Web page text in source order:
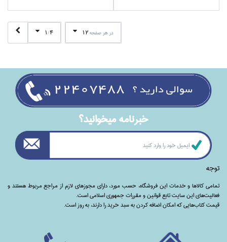
در هر صفحه12
1/4
خبرنامه ميخوانيد؟
توجه
تمامی‌ کالاها و خدمات این فروشگاه، حسب مورد،‌ دارای مجوزهای لازم از مراجع مربوط هستند ‌و‌‌
فعالیت‌های این سایت تابع قوانین و مقررات جمهوری اسلامی است.
قیمت کتاب‌هایی که امکان اضافه کردن به سبد خرید را دارند،‌ به روز است.